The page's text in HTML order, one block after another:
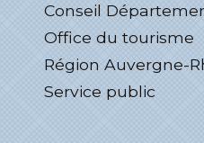
Conseil
Office du tourisme
Région Auvergne-
Service public